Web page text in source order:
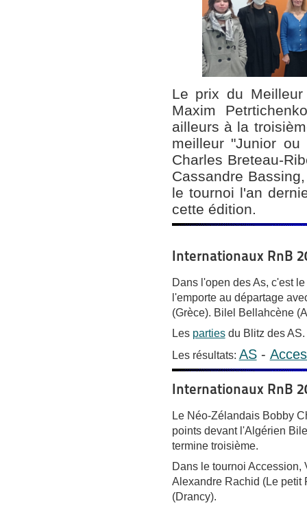
Le prix du
Maxim
ailleurs à la
meilleur "Junior
Charles Breteau-
Cassandre
le tournoi l'an
cette édition.
Internationaux RnB
Dans l'open des As, c'est
l'emporte au départage
(Grèce). Bilel Bellahcène
Les partiesdu Blitz des AS.
Les résultats: AS-
Internationaux RnB
Le Néo-Zélandais Bobby
points devant l'Algérien
termine troisième.
Dans le tournoi Accession,
Alexandre Rachid (Le petit
(Drancy).